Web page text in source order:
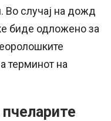
Во случај на дожд
биде одложено за
терминот на